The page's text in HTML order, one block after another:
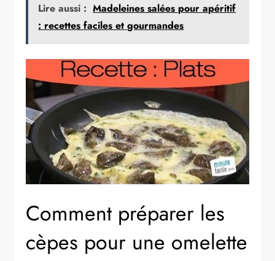
Lire aussi : Madeleines salées pour apéritif
: recettes faciles et gourmandes
Comment préparer les
cèpes pour une omelette